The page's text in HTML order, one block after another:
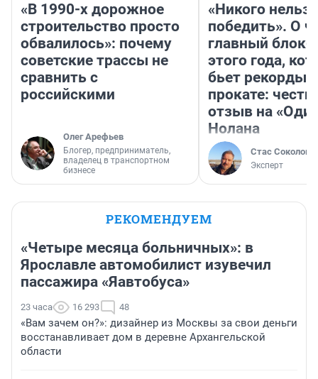
«В 1990-х дорожное
строительство просто
обвалилось»: почему
советские трассы не
сравнить с
российскими
Олег Арефьев
Блогер, предприниматель,
владелец в транспортном
бизнесе
«Никого нельзя
победить». О
главный
этого года,
бьет рекорды в
прокате:
отзыв на
Нолана
Стас Соколов
Эксперт
РЕКОМЕНДУЕМ
«Четыре месяца больничных»: в
Ярославле автомобилист изувечил
пассажира «Яавтобуса»
23 часа 16 293 48
«Вам зачем он?»: дизайнер из Москвы за свои деньги
восстанавливает дом в деревне Архангельской
области